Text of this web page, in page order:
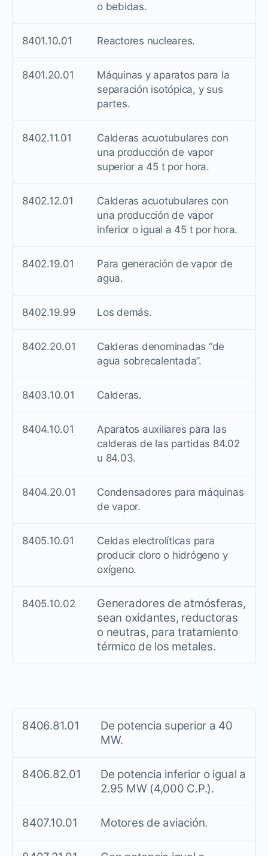
o bebidas.
8401.10.01 Reactores nucleares.
8401.20.01
Máquinas y aparatos para la
separación isotópica, y sus
partes.
8402.11.01
Calderas acuotubulares con
una producción de vapor
superior a 45 t por hora.
8402.12.01
Calderas acuotubulares con
una producción de vapor
inferior o igual a 45 t por hora.
8402.19.01
Para generación de vapor de
agua.
8402.19.99 Los demás.
8402.20.01
Calderas denominadas “de
agua sobrecalentada”.
8403.10.01 Calderas.
8404.10.01
Aparatos auxiliares para las
calderas de las partidas 84.02
u 84.03.
8404.20.01
Condensadores para máquinas
de vapor.
8405.10.01
Celdas electrolíticas para
producir cloro o hidrógeno y
oxígeno.
8405.10.02
Generadores de atmósferas,
sean oxidantes, reductoras
o neutras, para tratamiento
térmico de los metales.
8406.81.01
De potencia superior a 40
MW.
8406.82.01
De potencia inferior o igual a
2.95 MW (4,000 C.P.).
8407.10.01 Motores de aviación.